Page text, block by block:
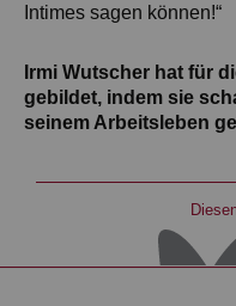
Intimes sagen können!“
Irmi Wutscher hat für
gebildet, indem sie
seinem Arbeitsleben